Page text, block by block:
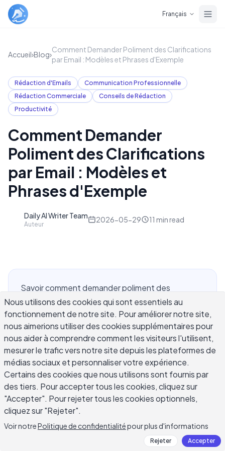
Français
Accueil›Blog›
Comment Demander Poliment des Clarifications
par Email : Modèles et Phrases d'Exemple
Rédaction d'Emails
Communication Professionnelle
Rédaction Commerciale
Conseils de Rédaction
Productivité
Comment Demander
Poliment des Clarifications
par Email : Modèles et
Phrases d'Exemple
Daily AI Writer Team
Auteur
2026-05-29 11 min read
Savoir comment demander poliment des
clarifications par email que votre manager, client
ou collègue lira sans frustration est l'une de ces
compétences professionnelles qui sont rarement
enseignées directement. Vous la développez soit
par essai et erreur, soit vous continuez à faire des
suppositions et à gérer le travail supplémentaire
qui en découle. Selon une étude de Salesforce,
86 % des employés citent la mauvaise
communication comme la principale cause
d'échecs professionnels – et les instructions
vagues sont un facteur majeur. Un email de
clarification bien rédigé, formulé correctement,
Nous utilisons des cookies qui sont essentiels au
fonctionnement de notre site. Pour améliorer notre site,
nous aimerions utiliser des cookies supplémentaires pour
nous aider à comprendre comment les visiteurs l'utilisent,
mesurer le trafic vers notre site depuis les plateformes de
médias sociaux et personnaliser votre expérience.
Certains des cookies que nous utilisons sont fournis par
des tiers. Pour accepter tous les cookies, cliquez sur
"Accepter". Pour rejeter tous les cookies optionnels,
cliquez sur "Rejeter".
Voir notrePolitique de confidentialitépour plus d'informations
Rejeter Accepter